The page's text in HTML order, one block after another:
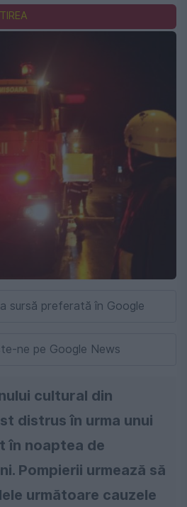
sursă preferată în Google
ne pe Google News
cultural din
distrus în urma unui
în noaptea de
Pompierii urmează să
următoare cauzele